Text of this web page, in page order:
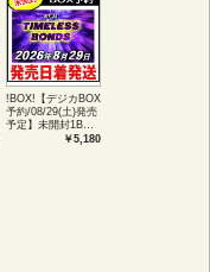
!BOX!【デジカBOX
予約/08/29(土)発売
予定】未開封1BOX
￥5,180